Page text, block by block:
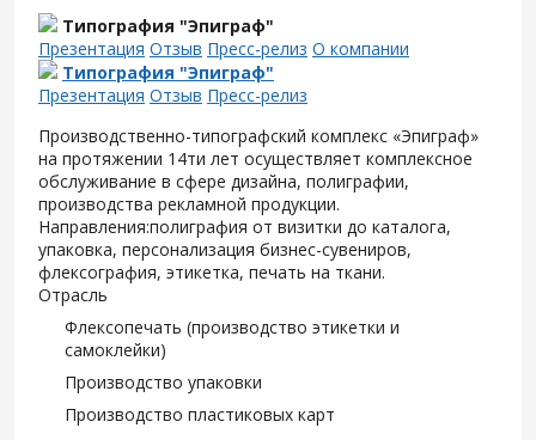
Типография "Эпиграф"
Презентация Отзыв Пресс-релиз О компании
Типография "Эпиграф"
Презентация Отзыв Пресс-релиз
Производственно-типографский комплекс «Эпиграф»
на протяжении 14ти лет осуществляет комплексное
обслуживание в сфере дизайна, полиграфии,
производства рекламной продукции.
Направления:полиграфия от визитки до каталога,
упаковка, персонализация бизнес-сувениров,
флексография, этикетка, печать на ткани.
Отрасль
Флексопечать (производство этикетки и
самоклейки)
Производство упаковки
Производство пластиковых карт